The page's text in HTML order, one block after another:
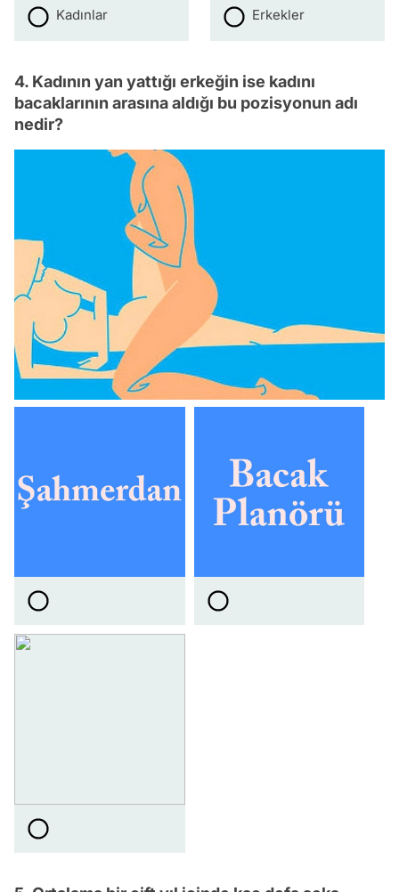
Kadınlar Erkekler
4. Kadının yan yattığı erkeğin ise kadını
bacaklarının arasına aldığı bu pozisyonun adı
nedir?